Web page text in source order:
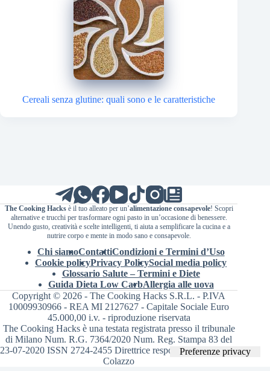
Cereali senza glutine: quali sono e le caratteristiche
The Cooking Hacksè il tuo alleato per un’alimentazione consapevole! Scopri
alternative e trucchi per trasformare ogni pasto in un’occasione di benessere.
Unendo gusto, creatività e scelte intelligenti, ti aiuta a semplificare la cucina e a
nutrire corpo e mente in modo sano e consapevole.
Chi siamoContattiCondizioni e Termini d’Uso
Cookie policyPrivacy PolicySocial media policy
Glossario Salute – Termini e Diete
Guida Dieta Low CarbAllergia alle uova
Copyright © 2026 - The Cooking Hacks S.R.L. - P.IVA
10009930966 - REA MI 2127627 - Capitale Sociale Euro
45.000,00 i.v. - riproduzione riservata
The Cooking Hacks è una testata registrata presso il tribunale
di Milano Num. R.G. 7364/2020 Num. Reg. Stampa 83 del
23-07-2020 ISSN 2724-2455 Direttrice responsabile Valentina
Colazzo